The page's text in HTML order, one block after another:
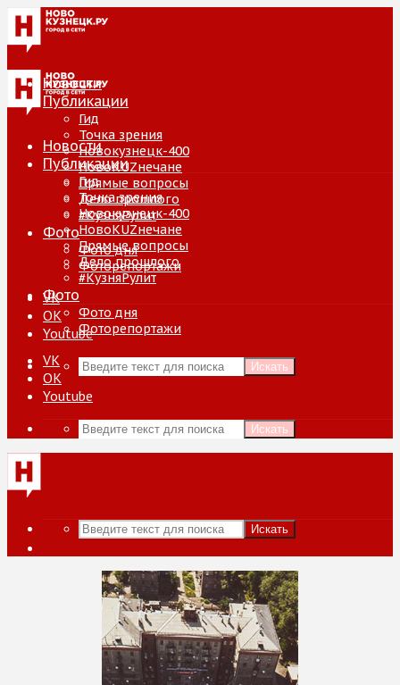
Новости
Публикации
Гид
Точка зрения
Новокузнецк-400
НовоKUZнечане
Прямые вопросы
Дело прошлого
#КузняРулит
Фото
Фото дня
Фоторепортажи
VK
ОК
Youtube
Искать
Новости
Публикации
Гид
Точка зрения
Новокузнецк-400
НовоKUZнечане
Прямые вопросы
Дело прошлого
#КузняРулит
Фото
Фото дня
Фоторепортажи
VK
ОК
Youtube
Искать
Искать